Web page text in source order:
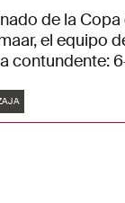
de la Copa
el equipo
contundente:
tarjeta roja al